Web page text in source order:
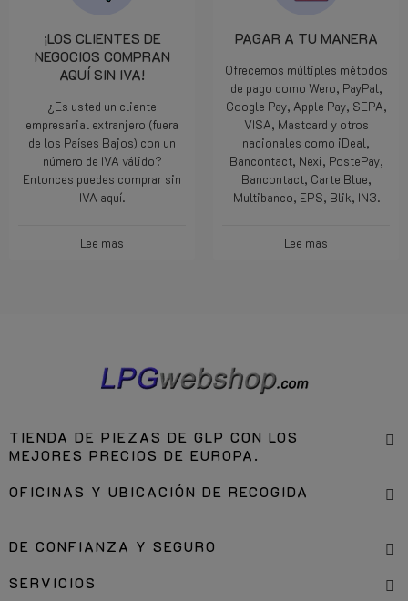
¡LOS CLIENTES DE
NEGOCIOS COMPRAN
AQUÍ SIN IVA!
¿Es usted un cliente
empresarial extranjero (fuera
de los Países Bajos) con un
número de IVA válido?
Entonces puedes comprar sin
IVA aquí.
Lee mas
PAGAR A TU MANERA
Ofrecemos múltiples métodos
de pago como Wero, PayPal,
Google Pay, Apple Pay, SEPA,
VISA, Mastcard y otros
nacionales como iDeal,
Bancontact, Nexi, PostePay,
Bancontact, Carte Blue,
Multibanco, EPS, Blik, IN3.
Lee mas
TIENDA DE PIEZAS DE GLP CON LOS
MEJORES PRECIOS DE EUROPA.
OFICINAS Y UBICACIÓN DE RECOGIDA
DE CONFIANZA Y SEGURO
SERVICIOS